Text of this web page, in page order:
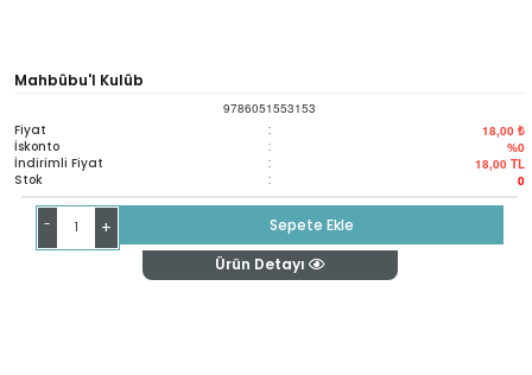
Mahbûbu'l Kulûb
9786051553153
Fiyat : 18,00 ₺
İskonto : %0
İndirimli Fiyat : 18,00 TL
Stok : 0
- +
Sepete Ekle
Ürün Detayı